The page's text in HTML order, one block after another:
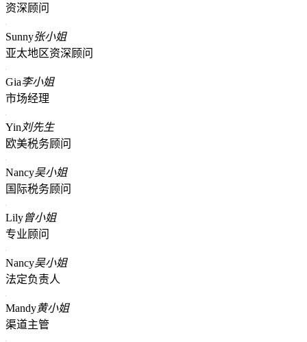
资深顾问
Sunny张小姐
亚太地区资深顾问
Gia李小姐
市场经理
Yin 刘先生
欧美税务顾问
Nancy吴小姐
国际税务顾问
Lily曾小姐
专业顾问
Nancy吴小姐
法定负责人
Mandy黄小姐
渠道主管